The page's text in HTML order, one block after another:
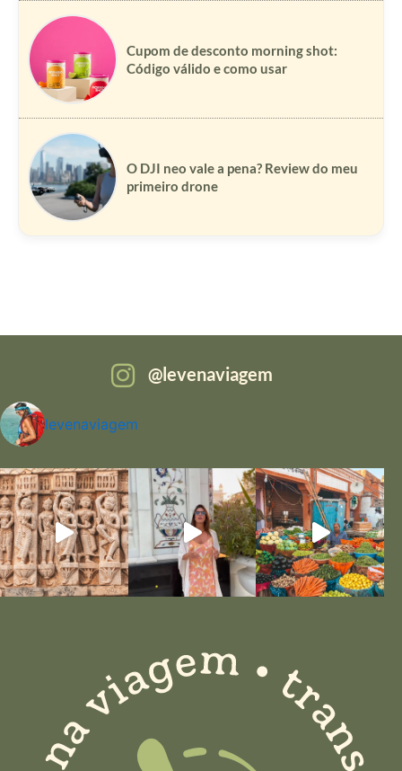
Cupom de desconto morning shot:
Código válido e como usar
O DJI neo vale a pena? Review do meu
primeiro drone
levenaviagem
levenaviagem